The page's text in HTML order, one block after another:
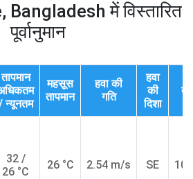
में विस्तारित
पूर्वानुमान
तापमान
न्यूनतम
महसूस
तापमान
हवा की
गति
हवा
की
दिशा
32 /
26 °C
26 °C 2.54 m/s SE